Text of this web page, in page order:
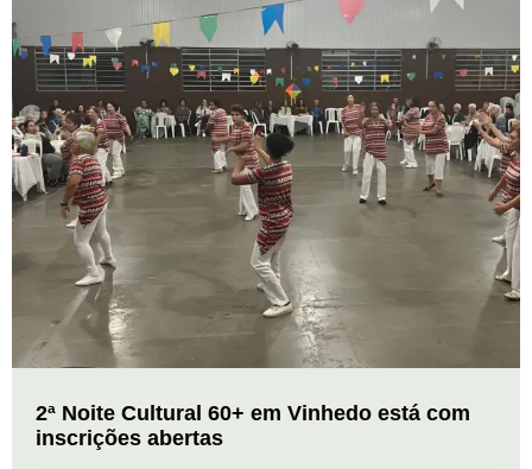
2ª Noite Cultural 60+ em Vinhedo está com
inscrições abertas